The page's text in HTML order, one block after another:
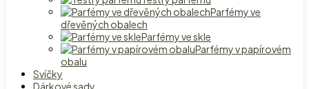
Parfémy ve
dřevěných obalech
Parfémy ve skle
Parfémy v papírovém
obalu
Svíčky
Dárkové sady